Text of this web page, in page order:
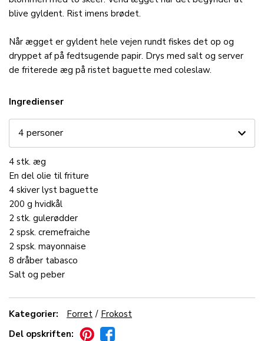
blive gyldent. Rist imens brødet.
Når ægget er gyldent hele vejen rundt fiskes det op og
dryppet af på fedtsugende papir. Drys med salt og server
de friterede æg på ristet baguette med coleslaw.
Ingredienser
4 stk. æg
En del olie til friture
4 skiver lyst baguette
200 g hvidkål
2 stk. gulerødder
2 spsk. cremefraiche
2 spsk. mayonnaise
8 dråber tabasco
Salt og peber
Kategorier: Forret
Frokost
Del opskriften: